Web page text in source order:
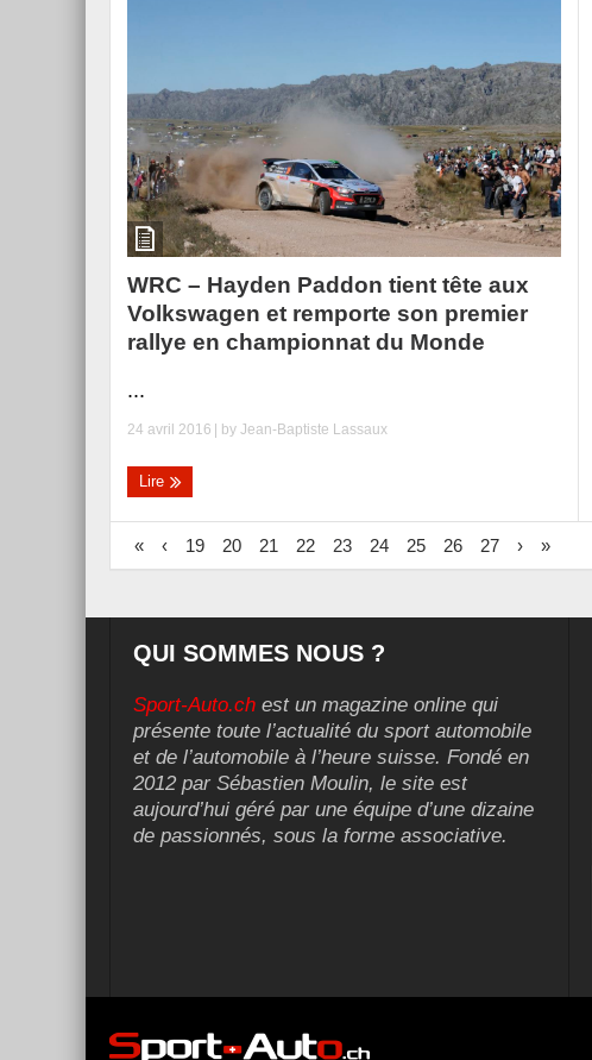
WRC – Hayden Paddon tient tête aux
Volkswagen et remporte son premier
rallye en championnat du Monde
...
24 avril 2016 | by Jean-Baptiste Lassaux
Lire
« ‹ 19 20 21 22 23 24 25 26 27 › »
QUI SOMMES NOUS ?
Sport-Auto.ch est un magazine online qui
présente toute l’actualité du sport automobile
et de l’automobile à l’heure suisse. Fondé en
2012 par Sébastien Moulin, le site est
aujourd’hui géré par une équipe d’une dizaine
de passionnés, sous la forme associative.